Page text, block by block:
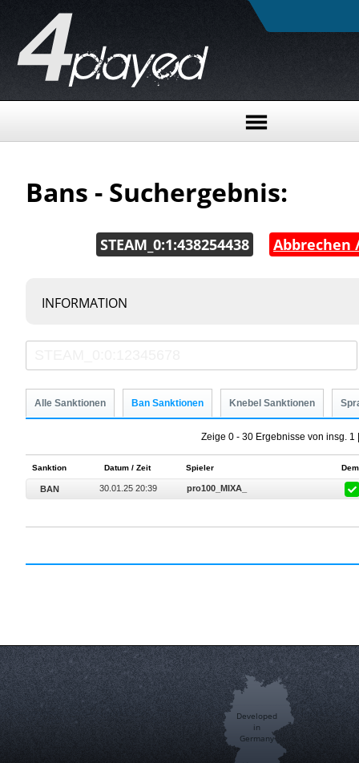
Bans - Suchergebnis:
STEAM_0:1:438254438 Abbrechen
INFORMATION
Alle Sanktionen Ban Sanktionen Knebel Sanktionen
Zeige 0 - 30 Ergebnisse von insg. 1
Sanktion Datum / Zeit Spieler
BAN 30.01.25 20:39 pro100_MIXA_
Developed
in
Germany